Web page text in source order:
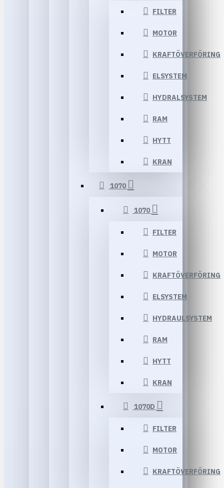
FILTER
MOTOR
KRAFTÖVERFÖRING
ELSYSTEM
HYDRALSYSTEM
RAM
HYTT
KRAN
1070
1070
FILTER
MOTOR
KRAFTÖVERFÖRING
ELSYSTEM
HYDRAULSYSTEM
RAM
HYTT
KRAN
1070D
FILTER
MOTOR
KRAFTÖVERFÖRING